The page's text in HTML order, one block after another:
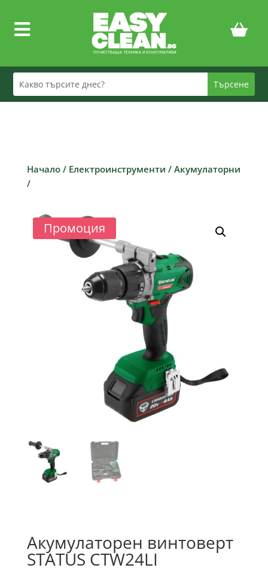

Начало/ Електроинструменти / Акумулаторни
/
Промоция
Акумулаторен винтоверт
STATUS CTW24LI